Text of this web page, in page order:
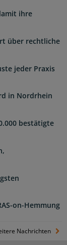
ihre
über rechtliche
jeder Praxis
in Nordrhein
bestätigte
on-Hemmung
Nachrichten